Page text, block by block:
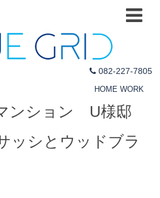
082-227-7805
HOME WORK
ンション U様邸
ッシとウッドブラ